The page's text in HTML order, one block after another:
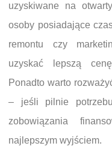
uzyskiwane na
osoby posiadające
remontu czy
uzyskać lepszą
Ponadto warto
– jeśli pilnie
zobowiązania
najlepszym wyjściem.